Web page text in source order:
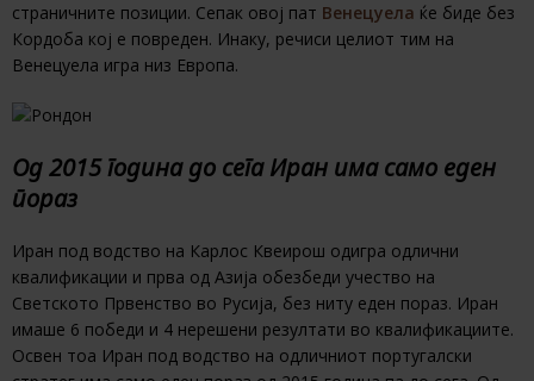
страничните позиции. Сепак овој пат Венецуела ќе биде без
Кордоба кој е повреден. Инаку, речиси целиот тим на
Венецуела игра низ Европа.
Од 2015 година до сега Иран има само еден
пораз
Иран под водство на Карлос Квеирош одигра одлични
квалификации и прва од Азија обезбеди учество на
Светското Првенство во Русија, без ниту еден пораз. Иран
имаше 6 победи и 4 нерешени резултати во квалификациите.
Освен тоа Иран под водство на одличниот португалски